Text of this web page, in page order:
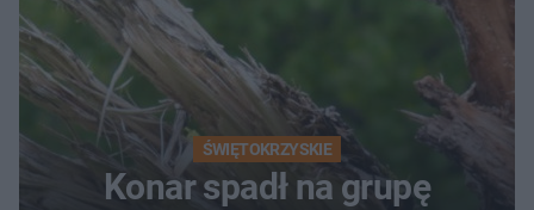
ŚWIĘTOKRZYSKIE
Konar spadł na grupę